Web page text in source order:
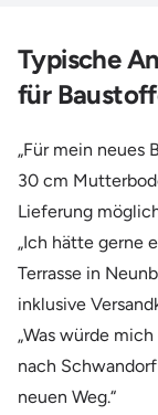
Typische
für
„Für mein neues
30 cm
Lieferung
„Ich hätte gerne
Terrasse in
inklusive
„Was würde
nach
neuen Weg.“